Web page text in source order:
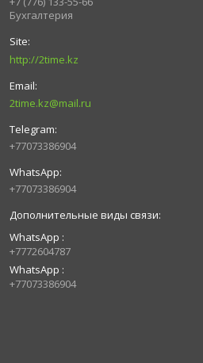
Бухгалтерия
http://2time.kz
2time.kz@mail.ru
+77073386904
+77073386904
WhatsApp
+7772604787
WhatsApp
+77073386904